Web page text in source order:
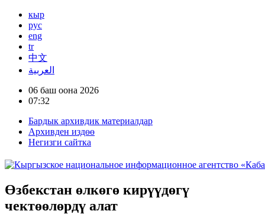
кыр
рус
eng
tr
中文
العربية
06 баш оона 2026
07:32
Бардык архивдик материалдар
Архивден издөө
Негизги сайтка
Өзбекстан өлкөгө кирүүдөгү
чектөөлөрдү алат